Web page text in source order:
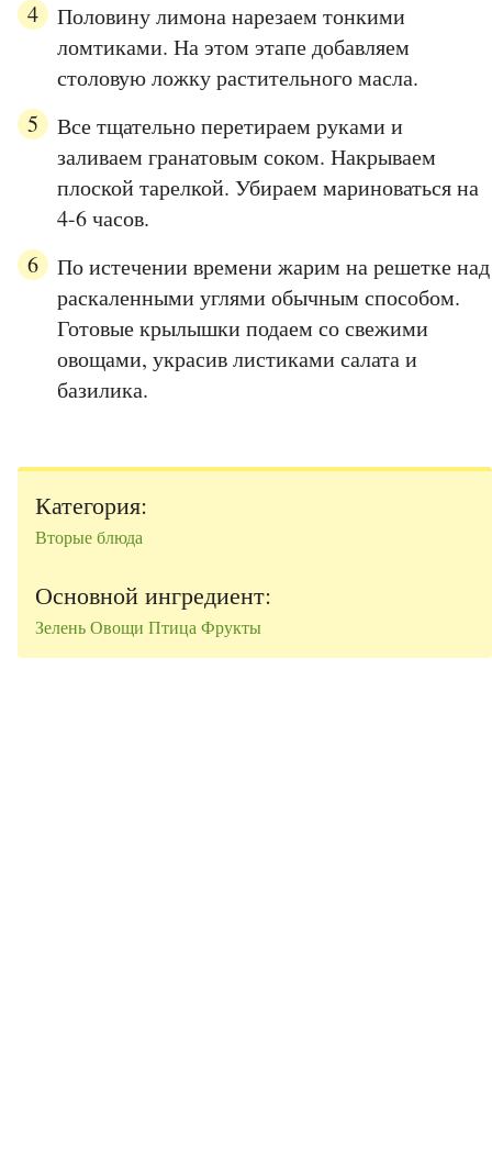
Половину лимона нарезаем тонкими
ломтиками. На этом этапе добавляем
столовую ложку растительного масла.
Все тщательно перетираем руками и
заливаем гранатовым соком. Накрываем
плоской тарелкой. Убираем мариноваться на
4-6 часов.
По истечении времени жарим на решетке над
раскаленными углями обычным способом.
Готовые крылышки подаем со свежими
овощами, украсив листиками салата и
базилика.
Категория:
Вторые блюда
Основной ингредиент:
ЗеленьОвощи ПтицаФрукты